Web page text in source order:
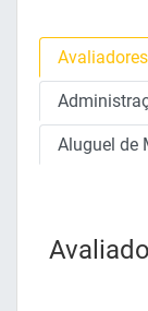
Avaliadores
Aluguel de